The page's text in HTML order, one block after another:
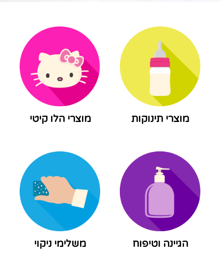
מוצרי תינוקות מוצרי הלו קיטי
הגיינה וטיפוח משלימי ניקוי